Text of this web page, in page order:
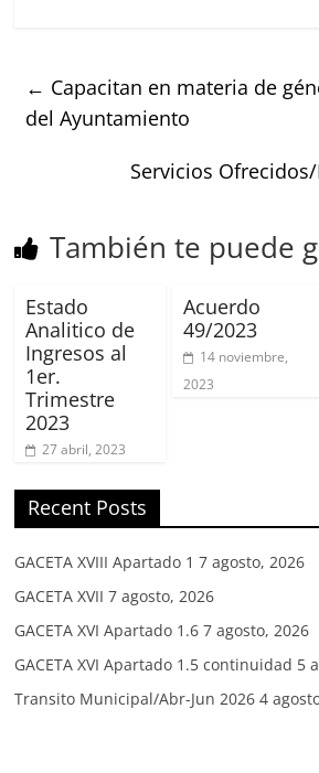
← Capacitan en materia de
del Ayuntamiento
Servicios
También te puede
Estado
Analitico de
Ingresos al
1er.
Trimestre
2023
27 abril, 2023
Acuerdo
49/2023
14 noviembre,
2023
Recent Posts
GACETA XVIII Apartado 1 7 agosto, 2026
GACETA XVII 7 agosto, 2026
GACETA XVI Apartado 1.6 7 agosto, 2026
GACETA XVI Apartado 1.5 continuidad 5
Transito Municipal/Abr-Jun 2026 4